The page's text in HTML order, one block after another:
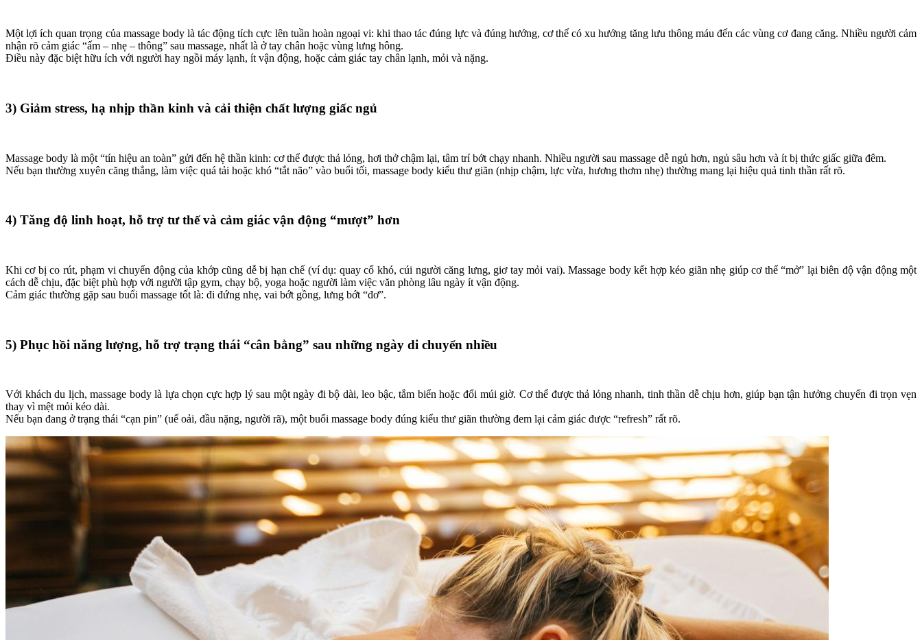
Một lợi ích quan trọng của massage body là tác động tích cực lên tuần hoàn ngoại vi: khi thao tác đúng lực và đúng hướng, cơ thể có xu hướng tăng lưu thông máu đến các vùng cơ đang căng. Nhiều người cảm
nhận rõ cảm giác “ấm – nhẹ – thông” sau massage, nhất là ở tay chân hoặc vùng lưng hông.
Điều này đặc biệt hữu ích với người hay ngồi máy lạnh, ít vận động, hoặc cảm giác tay chân lạnh, mỏi và nặng.
3) Giảm stress, hạ nhịp thần kinh và cải thiện chất lượng giấc ngủ
Massage body là một “tín hiệu an toàn” gửi đến hệ thần kinh: cơ thể được thả lỏng, hơi thở chậm lại, tâm trí bớt chạy nhanh. Nhiều người sau massage dễ ngủ hơn, ngủ sâu hơn và ít bị thức giấc giữa đêm.
Nếu bạn thường xuyên căng thẳng, làm việc quá tải hoặc khó “tắt não” vào buổi tối, massage body kiểu thư giãn (nhịp chậm, lực vừa, hương thơm nhẹ) thường mang lại hiệu quả tinh thần rất rõ.
4) Tăng độ linh hoạt, hỗ trợ tư thế và cảm giác vận động “mượt” hơn
Khi cơ bị co rút, phạm vi chuyển động của khớp cũng dễ bị hạn chế (ví dụ: quay cổ khó, cúi người căng lưng, giơ tay mỏi vai). Massage body kết hợp kéo giãn nhẹ giúp cơ thể “mở” lại biên độ vận động một
cách dễ chịu, đặc biệt phù hợp với người tập gym, chạy bộ, yoga hoặc người làm việc văn phòng lâu ngày ít vận động.
Cảm giác thường gặp sau buổi massage tốt là: đi đứng nhẹ, vai bớt gồng, lưng bớt “đơ”.
5) Phục hồi năng lượng, hỗ trợ trạng thái “cân bằng” sau những ngày di chuyển nhiều
Với khách du lịch, massage body là lựa chọn cực hợp lý sau một ngày đi bộ dài, leo bậc, tắm biển hoặc đổi múi giờ. Cơ thể được thả lỏng nhanh, tinh thần dễ chịu hơn, giúp bạn tận hưởng chuyến đi trọn vẹn
thay vì mệt mỏi kéo dài.
Nếu bạn đang ở trạng thái “cạn pin” (uể oải, đầu nặng, người rã), một buổi massage body đúng kiểu thư giãn thường đem lại cảm giác được “refresh” rất rõ.